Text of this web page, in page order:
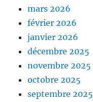
mars 2026
février 2026
janvier 2026
décembre 2025
novembre 2025
octobre 2025
septembre 2025